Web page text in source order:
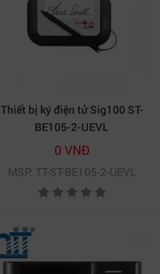
Thiết bị ký điện tử Sig100 ST-
BE105-2-UEVL
0 VNĐ
MSP: TT-ST-BE105-2-UEVL